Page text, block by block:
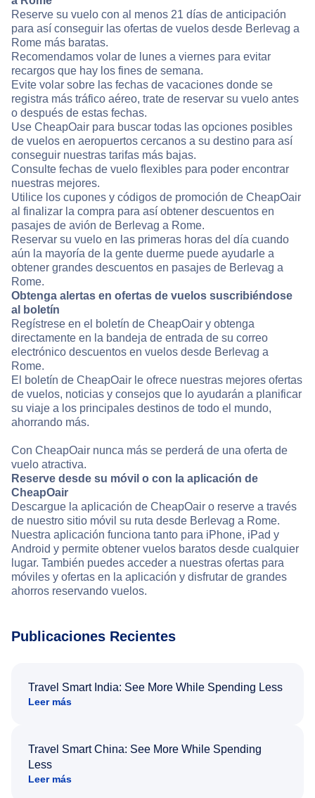
Reserve su vuelo con al menos 21 días de anticipación
para así conseguir las ofertas de vuelos desde Berlevag a
Rome más baratas.
Recomendamos volar de lunes a viernes para evitar
recargos que hay los fines de semana.
Evite volar sobre las fechas de vacaciones donde se
registra más tráfico aéreo, trate de reservar su vuelo antes
o después de estas fechas.
Use CheapOair para buscar todas las opciones posibles
de vuelos en aeropuertos cercanos a su destino para así
conseguir nuestras tarifas más bajas.
Consulte fechas de vuelo flexibles para poder encontrar
nuestras mejores.
Utilice los cupones y códigos de promoción de CheapOair
al finalizar la compra para así obtener descuentos en
pasajes de avión de Berlevag a Rome.
Reservar su vuelo en las primeras horas del día cuando
aún la mayoría de la gente duerme puede ayudarle a
obtener grandes descuentos en pasajes de Berlevag a
Rome.
Obtenga alertas en ofertas de vuelos suscribiéndose
al boletín
Regístrese en el boletín de CheapOair y obtenga
directamente en la bandeja de entrada de su correo
electrónico descuentos en vuelos desde Berlevag a
Rome.
El boletín de CheapOair le ofrece nuestras mejores ofertas
de vuelos, noticias y consejos que lo ayudarán a planificar
su viaje a los principales destinos de todo el mundo,
ahorrando más.
Con CheapOair nunca más se perderá de una oferta de
vuelo atractiva.
Reserve desde su móvil o con la aplicación de
CheapOair
Descargue la aplicación de CheapOair o reserve a través
de nuestro sitio móvil su ruta desde Berlevag a Rome.
Nuestra aplicación funciona tanto para iPhone, iPad y
Android y permite obtener vuelos baratos desde cualquier
lugar. También puedes acceder a nuestras ofertas para
móviles y ofertas en la aplicación y disfrutar de grandes
ahorros reservando vuelos.
Publicaciones Recientes
Travel Smart India: See More While Spending Less
Leer más
Travel Smart China: See More While Spending
Less
Leer más